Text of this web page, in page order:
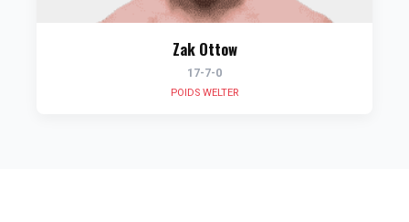
Zak Ottow
17-7-0
POIDS WELTER